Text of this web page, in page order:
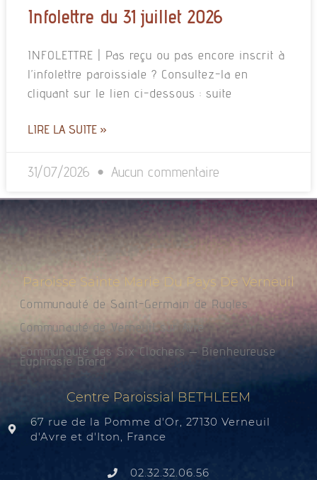
Infolettre du 31 juillet 2026
INFOLETTRE | Pas reçu ou pas encore inscrit à
l’infolettre paroissiale ? Consultez-la en
cliquant sur le lien ci-dessous : suite
LIRE LA SUITE »
31/07/2026 Aucun commentaire
Paroisse Sainte Marie Du Pays De Verneuil
Communauté de Saint-Germain de Rugles
Communauté de Verneuil sur Avre
Communauté des Six Clochers – Bienheureuse
Euphrasie Brard
Centre Paroissial BETHLEEM
67 rue de la Pomme d'Or, 27130 Verneuil
d'Avre et d'Iton, France
02.32.32.06.56